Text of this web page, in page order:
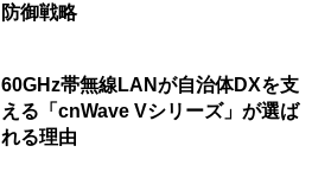
防御戦略
60GHz帯無線LANが自治体DXを支
える「cnWave Vシリーズ」が選ば
れる理由